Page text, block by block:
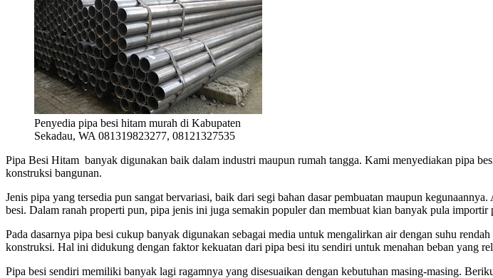
Penyedia pipa besi hitam murah di Kabupaten
Sekadau, WA 081319823277, 08121327535
Pipa Besi Hitam banyak digunakan baik dalam industri maupun rumah tangga. Kami menyediakan pipa
konstruksi bangunan.
Jenis pipa yang tersedia pun sangat bervariasi, baik dari segi bahan dasar pembuatan maupun
besi. Dalam ranah properti pun, pipa jenis ini juga semakin populer dan membuat kian banyak pula
Pada dasarnya pipa besi cukup banyak digunakan sebagai media untuk mengalirkan air dengan suhu
konstruksi. Hal ini didukung dengan faktor kekuatan dari pipa besi itu sendiri untuk menahan beban yang
Pipa besi sendiri memiliki banyak lagi ragamnya yang disesuaikan dengan kebutuhan masing-masing.